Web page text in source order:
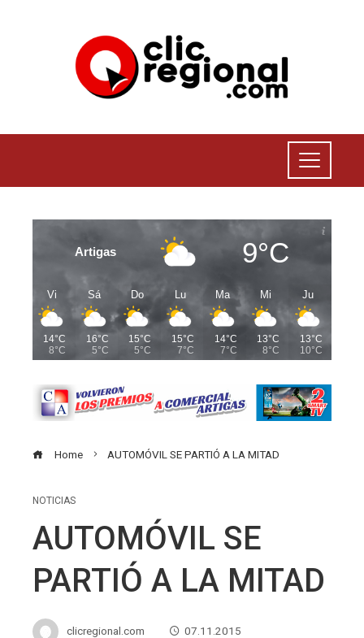
Artigas 9°C
Vi
14°C
8°C
Sá
16°C
5°C
Do
15°C
5°C
Lu
15°C
7°C
Ma
14°C
7°C
Mi
13°C
8°C
Ju
13°C
10°C
Home AUTOMÓVIL SE PARTIÓ A LA MITAD
NOTICIAS
AUTOMÓVIL SE
PARTIÓ A LA MITAD
clicregional.com
07.11.2015